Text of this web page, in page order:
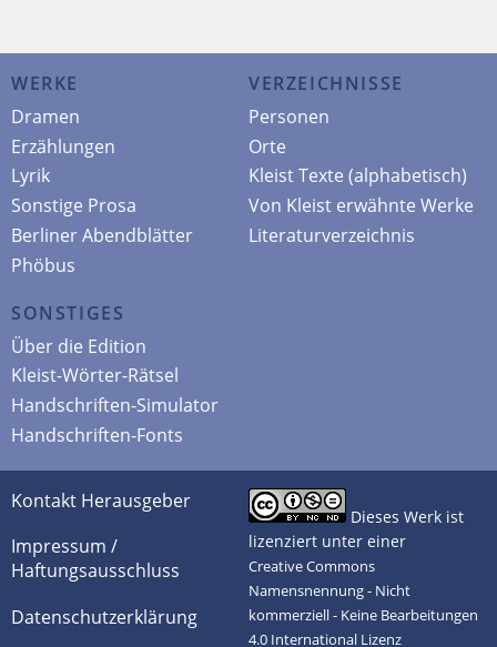
WERKE
Dramen
Erzählungen
Lyrik
Sonstige Prosa
Berliner Abendblätter
Phöbus
VERZEICHNISSE
Personen
Orte
Kleist Texte (alphabetisch)
Von Kleist erwähnte Werke
Literaturverzeichnis
SONSTIGES
Über die Edition
Kleist-Wörter-Rätsel
Handschriften-Simulator
Handschriften-Fonts
Kontakt Herausgeber
Impressum /
Haftungsausschluss
Datenschutzerklärung
Dieses Werk ist
lizenziert unter einer
Creative Commons
Namensnennung - Nicht
kommerziell - Keine Bearbeitungen
4.0 International Lizenz